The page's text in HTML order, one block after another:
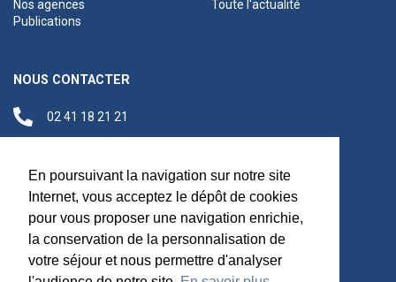
En poursuivant la navigation sur notre site
Internet, vous acceptez le dépôt de cookies
pour vous proposer une navigation enrichie,
la conservation de la personnalisation de
votre séjour et nous permettre d'analyser
Nos agences
Publications
Toute l'actualité
NOUS CONTACTER
02 41 18 21 21
Siège social
Maréchal Foch,
49100 Angers